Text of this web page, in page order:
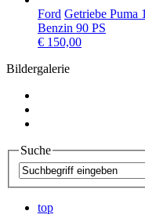
Ford Getriebe Puma
Benzin 90 PS
€ 150,00
Bildergalerie
Suche
top